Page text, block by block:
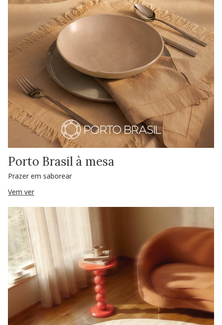
Porto Brasil à mesa
Prazer em saborear
Vem ver